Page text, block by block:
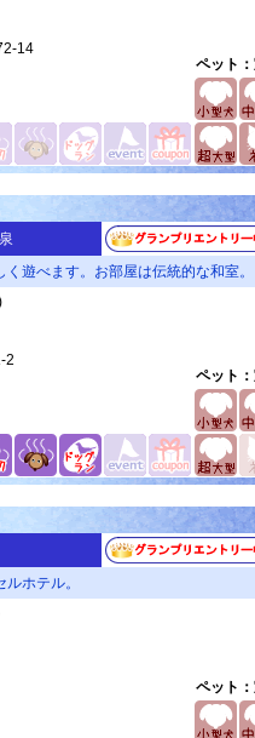
14
ペット
泉
遊べます。お部屋は伝統的な和室。
2
ペット
ホテル。
ペット